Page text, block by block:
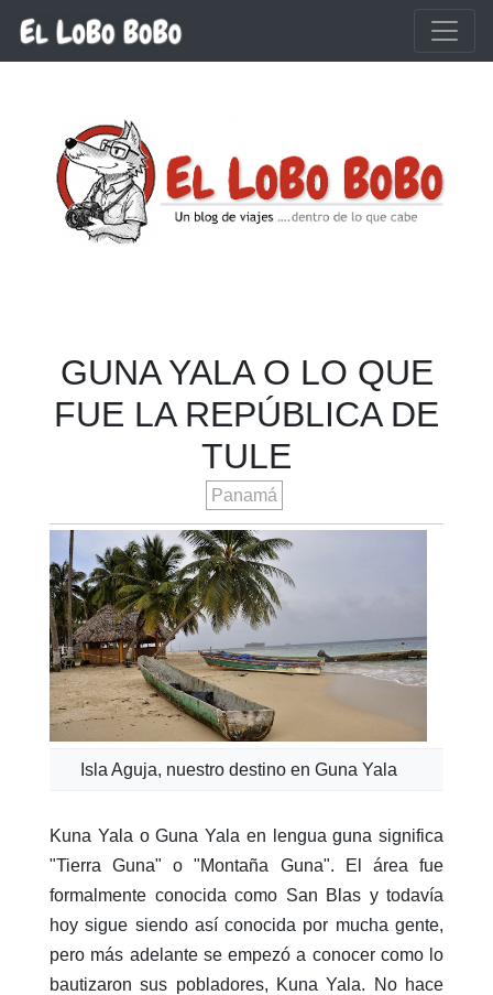
Ir al contenido principal
GUNA YALA O LO QUE
FUE LA REPÚBLICA DE
TULE
Panamá
Isla Aguja, nuestro destino en Guna Yala
Kuna Yala o Guna Yala en lengua guna significa
"Tierra Guna" o "Montaña Guna". El área fue
formalmente conocida como San Blas y todavía
hoy sigue siendo así conocida por mucha gente,
pero más adelante se empezó a conocer como lo
bautizaron sus pobladores, Kuna Yala. No hace